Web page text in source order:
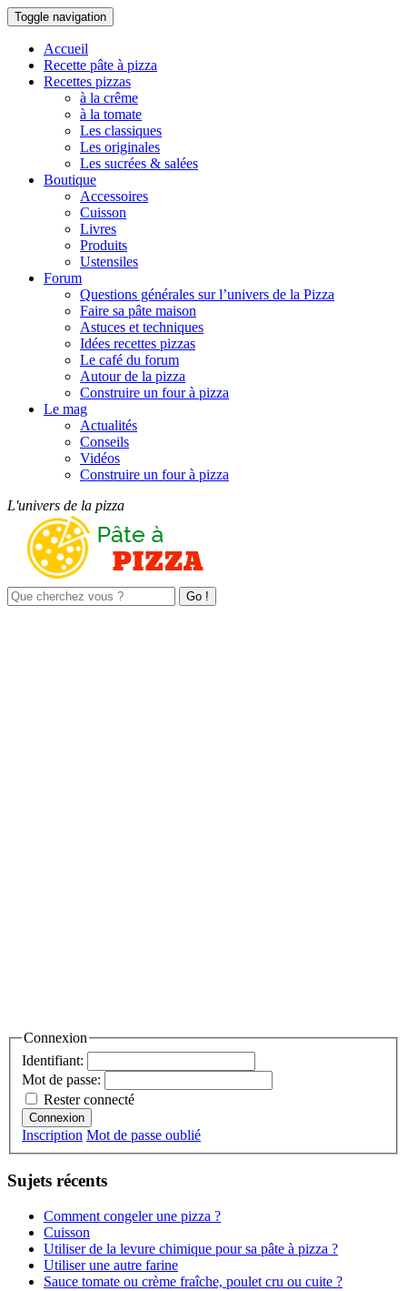
Toggle navigation
Accueil
Recette pâte à pizza
Recettes pizzas
à la crême
à la tomate
Les classiques
Les originales
Les sucrées & salées
Boutique
Accessoires
Cuisson
Livres
Produits
Ustensiles
Forum
Questions générales sur l’univers de la Pizza
Faire sa pâte maison
Astuces et techniques
Idées recettes pizzas
Le café du forum
Autour de la pizza
Construire un four à pizza
Le mag
Actualités
Conseils
Vidéos
Construire un four à pizza
L'univers de la pizza
Connexion
Identifiant:
Mot de passe:
Rester connecté
Connexion
Inscription Mot de passe oublié
Sujets récents
Comment congeler une pizza ?
Cuisson
Utiliser de la levure chimique pour sa pâte à pizza ?
Utiliser une autre farine
Sauce tomate ou crème fraîche, poulet cru ou cuite ?